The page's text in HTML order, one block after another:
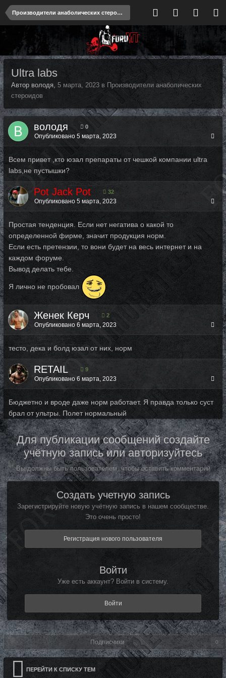
Производители анаболических стероидов
Ultra labs
Автор володя, 5 марта, 2023 в Производители анаболических
стероидов
володя 0
Опубликовано 5 марта, 2023
Всем привет ,кто юзал препараты от чешкой компании ultra
labs,не пустышки?
Pot Jack Pot 32
Опубликовано 5 марта, 2023
Простая тенденция. Если нет негатива о какой то
определенной фирме, значит продукция норм.
Если есть претензии, то вони будет на весь интернет и на
каждом форуме.
Вывод делать тебе.
Я лично не пробовал
Женек Керч 2
Опубликовано 6 марта, 2023
тесто, дека и болд юзал от них, норм
RETAIL 9
Опубликовано 6 марта, 2023
Бюджетно и вроде даже норм работает. Я правда только суст
брал от ультры. Полет нормальный
Для публикации сообщений создайте
учётную запись или авторизуйтесь
Вы должны быть пользователем, чтобы оставить комментарий
Создать учетную запись
Зарегистрируйте новую учётную запись в нашем сообществе.
Это очень просто!
Регистрация нового пользователя
Войти
Уже есть аккаунт? Войти в систему.
Войти
Подписчики 0
ПЕРЕЙТИ К СПИСКУ ТЕМ